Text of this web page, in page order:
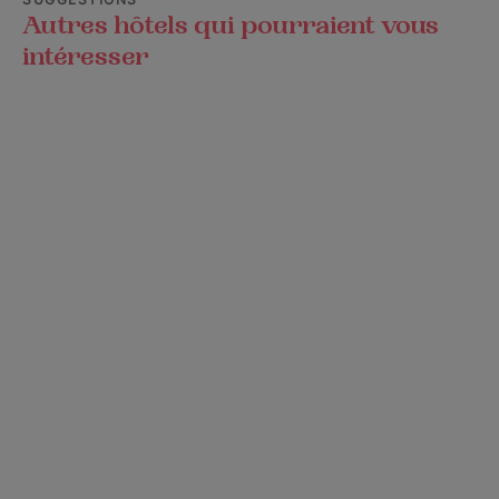
Autres hôtels qui pourraient vous
intéresser